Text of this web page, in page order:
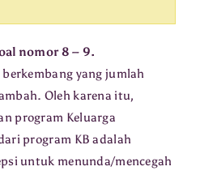
nomor 8 – 9.
yang jumlah
Oleh karena itu,
program Keluarga
program KB adalah
untuk menunda/mencegah